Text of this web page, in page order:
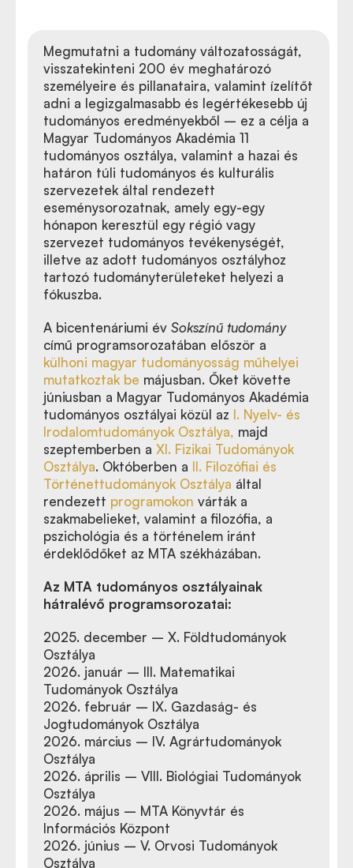
Megmutatni a tudomány változatosságát,
visszatekinteni 200 év meghatározó
személyeire és pillanataira, valamint ízelítőt
adni a legizgalmasabb és legértékesebb új
tudományos eredményekből – ez a célja a
Magyar Tudományos Akadémia 11
tudományos osztálya, valamint a hazai és
határon túli tudományos és kulturális
szervezetek által rendezett
eseménysorozatnak, amely egy-egy
hónapon keresztül egy régió vagy
szervezet tudományos tevékenységét,
illetve az adott tudományos osztályhoz
tartozó tudományterületeket helyezi a
fókuszba.
A bicentenáriumi év Sokszínű tudomány
című programsorozatában először a
külhoni magyar tudományosság műhelyei
mutatkoztak be májusban. Őket követte
júniusban a Magyar Tudományos Akadémia
tudományos osztályai közül az I. Nyelv- és
Irodalomtudományok Osztálya, majd
szeptemberben a XI. Fizikai Tudományok
Osztálya. Októberben a II. Filozófiai és
Történettudományok Osztálya által
rendezett programokon várták a
szakmabelieket, valamint a filozófia, a
pszichológia és a történelem iránt
érdeklődőket az MTA székházában.
Az MTA tudományos osztályainak
hátralévő programsorozatai:
2025. december – X. Földtudományok
Osztálya
2026. január – III. Matematikai
Tudományok Osztálya
2026. február – IX. Gazdaság- és
Jogtudományok Osztálya
2026. március – IV. Agrártudományok
Osztálya
2026. április – VIII. Biológiai Tudományok
Osztálya
2026. május – MTA Könyvtár és
Információs Központ
2026. június – V. Orvosi Tudományok
Osztálya